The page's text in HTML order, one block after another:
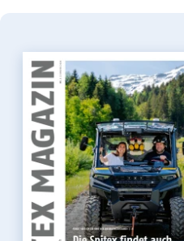
Organisation.
Die Spitex und der
Ausnahmezustand
Spitex Magazin 3 2026
zum Spitex-Magazin